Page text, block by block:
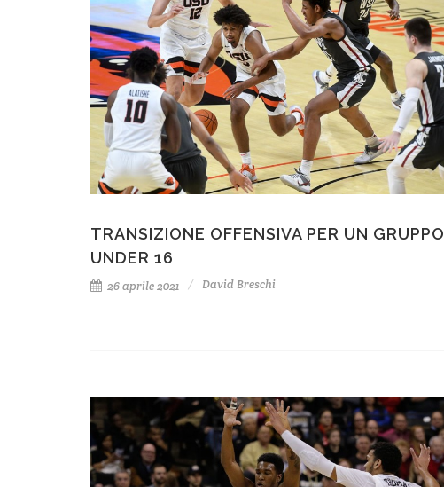
TRANSIZIONE OFFENSIVA PER UN GRUPPO
UNDER 16
26 aprile 2021 David Breschi